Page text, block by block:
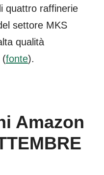
quattro raffinerie
settore MKS
qualità
(fonte)​.
Amazon